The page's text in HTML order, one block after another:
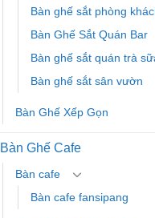
Bàn ghế sắt phòng
Bàn Ghế Sắt Quán Bar
Bàn ghế sắt quán trà
Bàn ghế sắt sân vườn
Bàn Ghế Xếp Gọn
Bàn Ghế Cafe
Bàn cafe
Bàn cafe fansipang